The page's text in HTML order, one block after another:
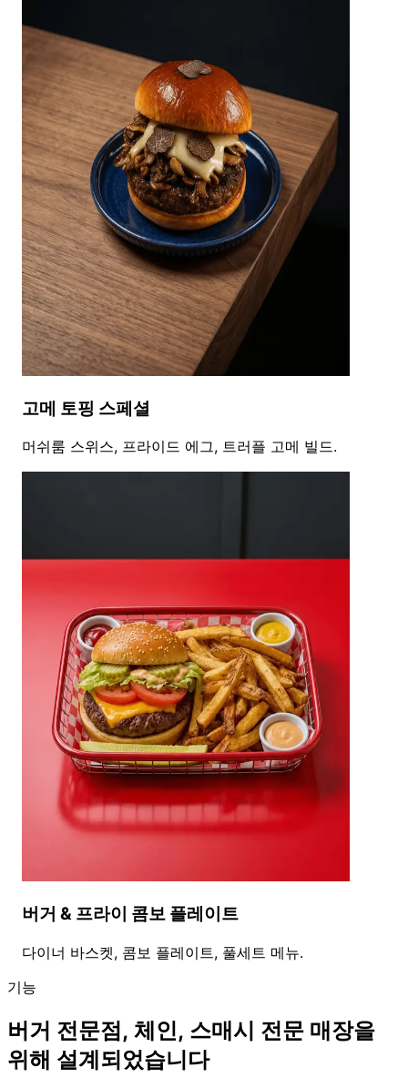
고메 토핑 스페셜
머쉬룸 스위스, 프라이드 에그, 트러플 고메 빌드.
버거 & 프라이 콤보 플레이트
다이너 바스켓, 콤보 플레이트, 풀세트 메뉴.
기능
버거 전문점, 체인, 스매시 전문 매장을
위해 설계되었습니다